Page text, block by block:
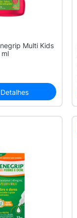
Multi Kids
Detalhes